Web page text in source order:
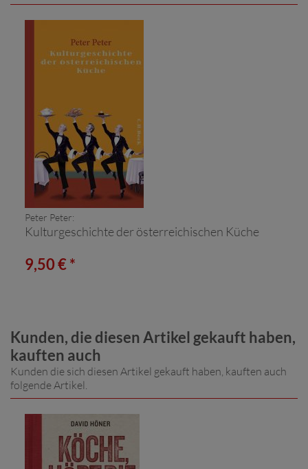
Peter Peter:
Kulturgeschichte der österreichischen Küche
9,50 € *
Kunden, die diesen Artikel gekauft haben,
kauften auch
Kunden die sich diesen Artikel gekauft haben, kauften auch
folgende Artikel.